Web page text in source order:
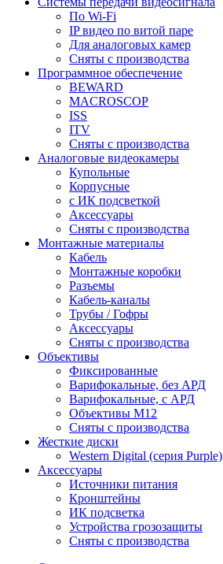
По Wi-Fi
IP видео по витой паре
Для аналоговых камер
Сняты с производства
Программное обеспечение
BEWARD
MACROSCOP
ISS
ITV
Сняты с производства
Аналоговые видеокамеры
Купольные
Корпусные
c ИК подсветкой
Аксессуары
Сняты с производства
Монтажные материалы
Кабель
Монтажные коробки
Разъемы
Кабель-каналы
Трубы / Гофры
Аксессуары
Сняты с производства
Объективы
Фиксированные
Варифокальные, без АРД
Варифокальные, с АРД
Объективы M12
Сняты с производства
Жесткие диски
Western Digital (серия Purple)
Аксессуары
Источники питания
Кронштейны
ИК подсветка
Устройства грозозащиты
Сняты с производства